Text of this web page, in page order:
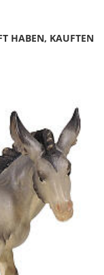
HABEN, KAUFTEN